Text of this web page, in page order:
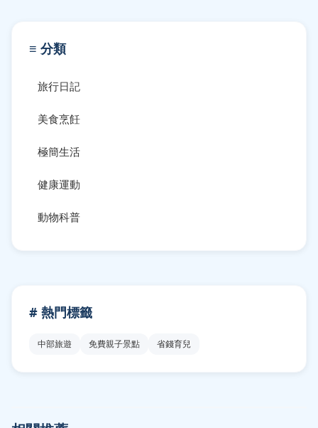
≡ 分類
旅行日記
美食烹飪
極簡生活
健康運動
動物科普
# 熱門標籤
中部旅遊 免費親子景點 省錢育兒